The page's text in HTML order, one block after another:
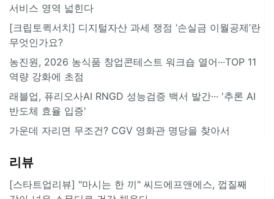
서비스 영역 넓힌다
[크립토퀵서치] 디지털자산 과세 쟁점 ‘손실금 이월공제’란
무엇인가요?
농진원, 2026 농식품 창업콘테스트 워크숍 열어···TOP 11
역량 강화에 초점
래블업, 퓨리오사AI RNGD 성능검증 백서 발간··· '추론 AI
반도체 효율 입증'
가운데 자리면 무조건? CGV 영화관 명당을 찾아서
리뷰
[스타트업리뷰] "마시는 한 끼" 씨드에프앤에스, 껍질째